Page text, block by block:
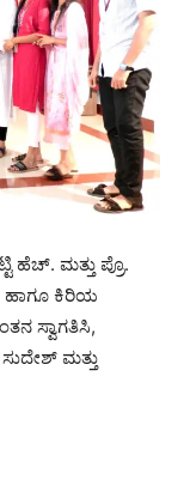
ಮತ್ತು ಪ್ರೊ.
ಹಾಗೂ ಕಿರಿಯ
ಸ್ವಾಗತಿಸಿ,
ಮತ್ತು